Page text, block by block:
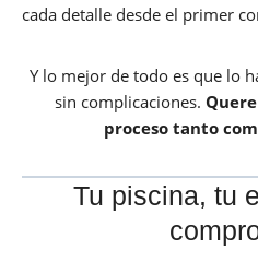
cada detalle desde el primer
Y lo mejor de todo es que lo
sin complicaciones.
proceso tanto
Tu piscina, tu